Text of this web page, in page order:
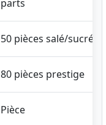
parts
50 pièces salé/sucré
80 pièces prestige
Pièce